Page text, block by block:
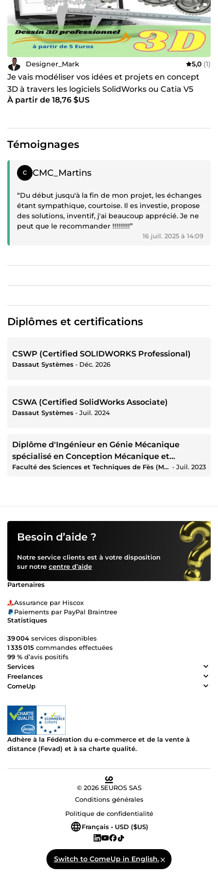
Designer_Mark 5,0 (1)
Je vais modéliser vos idées et projets en concept
3D à travers les logiciels SolidWorks ou Catia V5
À partir de 18,76 $US
Témoignages
Témoignage positif
CMC_Martins
“Du début jusqu'à la fin de mon projet, les échanges
étant sympathique, courtoise. Il es investie, propose
des solutions, inventif, j'ai beaucoup apprécié. Je ne
peut que le recommander !!!!!!!!!”
16 juil. 2025 à 14:09
Diplômes et certifications
CSWP (Certified SOLIDWORKS Professional)
Dassaut Systèmes ‐ Déc. 2026
CSWA (Certified SolidWorks Associate)
Dassaut Systèmes ‐ Juil. 2024
Diplôme d'Ingénieur en Génie Mécanique
spécialisé en Conception Mécanique et
Innovation
Faculté des Sciences et Techniques de Fès (Maroc) ‐ Juil. 2023
Switch to ComeUp in English.
Besoin d’aide ?
Notre service clients est à votre disposition
sur notre centre d’aide
Partenaires
Assurance par Hiscox
Paiements par PayPal Braintree
Statistiques
39 004 services disponibles
1 335 015 commandes effectuées
99 % d’avis positifs
Services
Freelances
ComeUp
Adhère à la Fédération du e-commerce et de la vente à
distance (Fevad) et à sa charte qualité.
© 2026 5EUROS SAS
Conditions générales
Politique de confidentialité
Français • USD ($US)